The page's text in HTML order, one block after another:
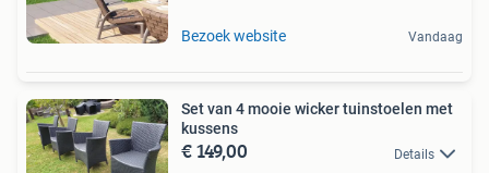
Bezoek website Vandaag
Set van 4 mooie wicker tuinstoelen met
kussens
€ 149,00 Details